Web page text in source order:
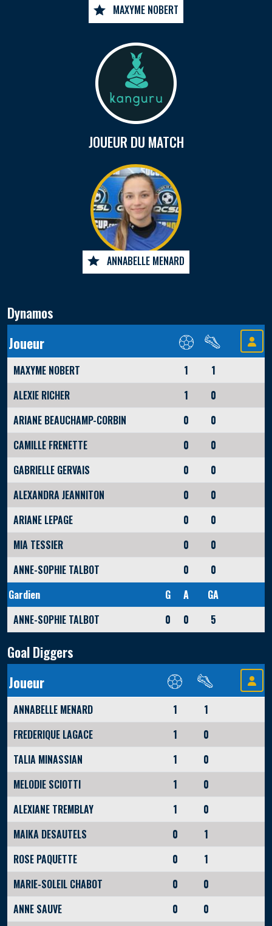
MAXYME NOBERT
JOUEUR DU MATCH
ANNABELLE MENARD
Dynamos
Joueur
MAXYME NOBERT 1
1
ALEXIE RICHER
1
0
ARIANE BEAUCHAMP-CORBIN
0
0
CAMILLE FRENETTE
0
0
GABRIELLE GERVAIS
0
0
ALEXANDRA JEANNITON
0
0
ARIANE LEPAGE
0
0
MIA TESSIER
0
0
ANNE-SOPHIE TALBOT
0
0
Gardien
G A
GA
ANNE-SOPHIE TALBOT
0 0 5
Goal Diggers
Joueur
ANNABELLE MENARD 1
1
FREDERIQUE LAGACE
1
0
TALIA MINASSIAN
1
0
MELODIE SCIOTTI
1
0
ALEXIANE TREMBLAY
1
0
MAIKA DESAUTELS
0
1
ROSE PAQUETTE
0
1
MARIE-SOLEIL CHABOT
0
0
ANNE SAUVE
0
0